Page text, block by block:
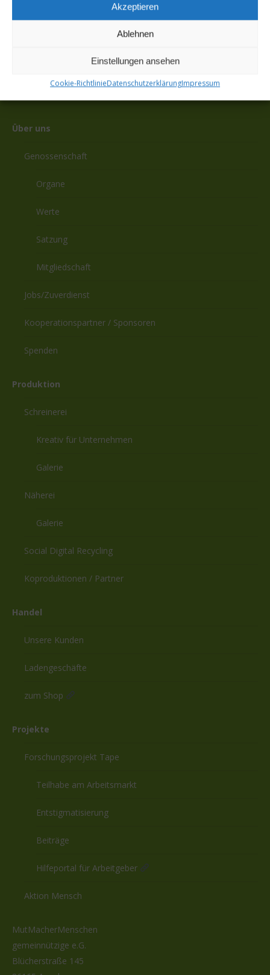
Akzeptieren
Ablehnen
Einstellungen ansehen
Cookie-RichtlinieDatenschutzerklärungImpressum
2024
Über uns
Genossenschaft
Organe
Werte
Satzung
Mitgliedschaft
Jobs/Zuverdienst
Kooperationspartner / Sponsoren
Spenden
Produktion
Schreinerei
Kreativ für Unternehmen
Galerie
Näherei
Galerie
Social Digital Recycling
Koproduktionen / Partner
Handel
Unsere Kunden
Ladengeschäfte
zum Shop
Projekte
Forschungsprojekt Tape
Teilhabe am Arbeitsmarkt
Entstigmatisierung
Beiträge
Hilfeportal für Arbeitgeber
Aktion Mensch
MutMacherMenschen
gemeinnützige e.G.
Blücherstraße 145